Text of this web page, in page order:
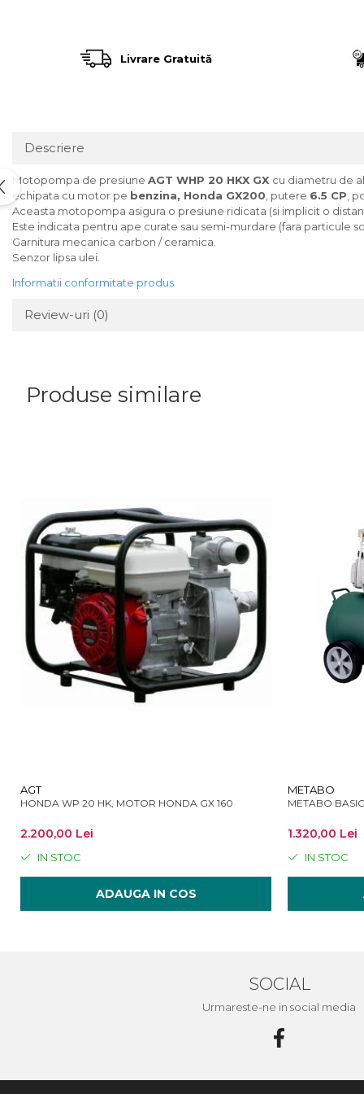
Polizoare Unghiulare
Șlefuitoare
Livrare Gratuită
Descriere
Motopompa de presiune AGT WHP 20 HKX GX cu diametru de
echipata cu motor pe benzina, Honda GX200 , putere 6.5 CP ,
Aceasta motopompa asigura o presiune ridicata (si implicit o
Este indicata pentru ape curate sau semi-murdare (fara particule
Garnitura mecanica carbon / ceramica.
Senzor lipsa ulei.
Informatii conformitate produs
Review-uri (0)
Produse similare
AGT
HONDA WP 20 HK, MOTOR HONDA GX 160
2.200,00 Lei
IN STOC
ADAUGA IN COS
METABO
METABO
1.320,00 Lei
IN STOC
SOCIAL
Urmareste-ne in social media